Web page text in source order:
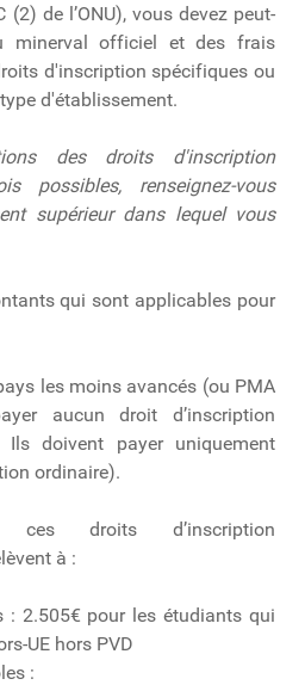
de l’ONU), vous devez peut-
minerval officiel et des frais
d'inscription spécifiques ou
d'établissement.
des droits d'inscription
possibles, renseignez-vous
supérieur dans lequel vous
qui sont applicables pour
les moins avancés (ou PMA
aucun droit d’inscription
doivent payer uniquement
ordinaire).
droits d’inscription
à :
: 2.505€ pour les étudiants qui
UE hors PVD
: